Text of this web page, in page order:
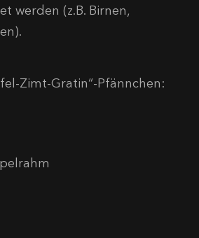
werden (z.B. Birnen,
Zimt-Gratin“-Pfännchen: